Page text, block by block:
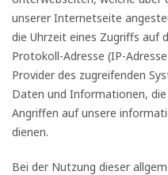
unserer Internetseite
die Uhrzeit eines Zugriffs auf
Protokoll-Adresse (IP-
Provider des zugreifenden
Daten und Informationen,
Angriffen auf unsere
dienen.
Bei der Nutzung dieser